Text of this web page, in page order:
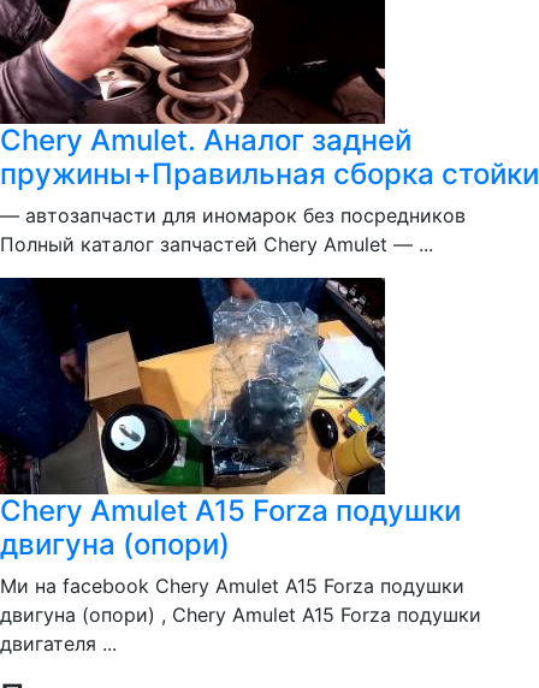
Chery Amulet. Аналог задней
пружины+Правильная сборка стойки
— автозапчасти для иномарок без посредников
Полный каталог запчастей Chery Amulet — ...
Chery Amulet A15 Forza подушки
двигуна (опори)
Ми на facebook Chery Amulet A15 Forza подушки
двигуна (опори) , Chery Amulet A15 Forza подушки
двигателя ...